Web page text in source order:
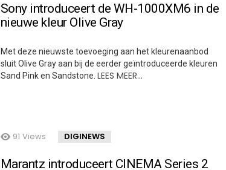
Sony introduceert de WH-1000XM6 in de
nieuwe kleur Olive Gray
Met deze nieuwste toevoeging aan het kleurenaanbod
sluit Olive Gray aan bij de eerder geïntroduceerde kleuren
Sand Pink en Sandstone. LEES MEER…
91 Views DIGINEWS
Marantz introduceert CINEMA Series 2